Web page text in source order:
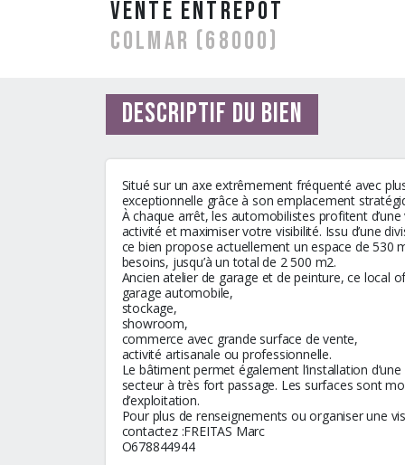
vente Entrepôt
COLMAR (68000)
Descriptif du bien
Situé sur un axe extrêmement fréquenté avec
exceptionnelle grâce à son emplacement
À chaque arrêt, les automobilistes profitent
activité et maximiser votre visibilité. Issu d’une
ce bien propose actuellement un espace de 530
besoins, jusqu’à un total de 2 500 m2.
Ancien atelier de garage et de peinture, ce local
garage automobile,
stockage,
showroom,
commerce avec grande surface de vente,
activité artisanale ou professionnelle.
Le bâtiment permet également l’installation
secteur à très fort passage. Les surfaces sont
d’exploitation.
Pour plus de renseignements ou organiser une
contactez :FREITAS Marc
O678844944